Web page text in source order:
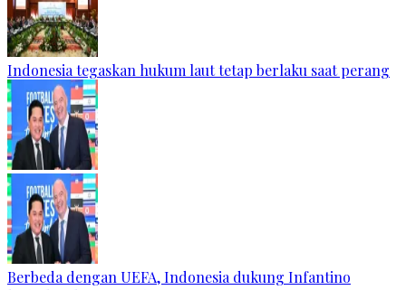
Indonesia tegaskan hukum laut tetap berlaku saat perang
Berbeda dengan UEFA, Indonesia dukung Infantino